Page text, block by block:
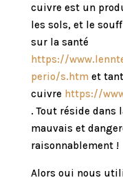
cuivre est un
les sols, et le
sur la santé
https://
perio/s.htm et
cuivre https://
. Tout réside dans
mauvais et
raisonnablement !
Alors oui nous